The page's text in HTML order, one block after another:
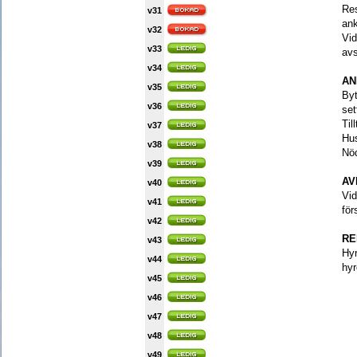
v31
v32
v33
v34
v35
v36
v37
v38
v39
v40
v41
v42
v43
v44
v45
v46
v47
v48
v49